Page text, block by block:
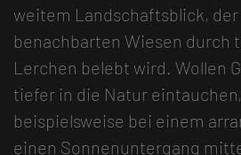
weitem Landschaftsblick, der
benachbarten Wiesen durch
Lerchen belebt wird. Wollen
tiefer in die Natur
beispielsweise bei einem
einen Sonnenuntergang